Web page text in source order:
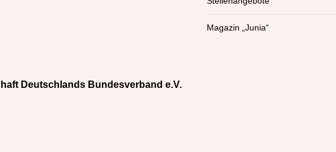
Magazin „Junia“
Deutschlands Bundesverband e.V.